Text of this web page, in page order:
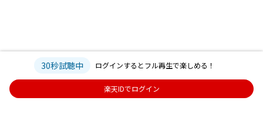
30秒試聴中 ログインするとフル再生で楽しめる！
楽天IDでログイン